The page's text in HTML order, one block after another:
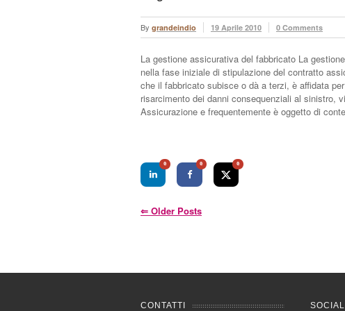
By grandeindio 19 Aprile 2010 0 Comments
La gestione assicurativa del fabbricato La
nella fase iniziale di stipulazione del contratto
che il fabbricato subisce o dà a terzi, è affidata
risarcimento dei danni consequenziali al sinistro,
Assicurazione e frequentemente è oggetto di
0 0 0
⇐ Older Posts
CONTATTI